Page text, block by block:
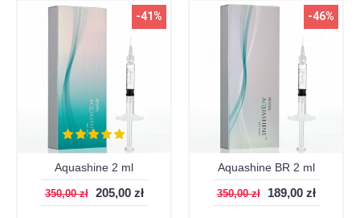
-41%
Aquashine 2 ml
350,00 zł 205,00 zł
-46%
Aquashine BR 2 ml
350,00 zł 189,00 zł